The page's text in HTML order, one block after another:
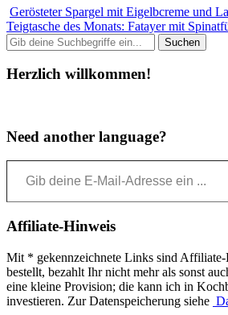
Gerösteter Spargel mit Eigelbcreme und
Teigtasche des Monats: Fatayer mit
Herzlich willkommen!
Need another language?
Gib deine E-Mail-Adresse ein ...
Affiliate-Hinweis
Mit * gekennzeichnete Links sind
bestellt, bezahlt Ihr nicht mehr als sonst
eine kleine Provision; die kann ich in
investieren. Zur Datenspeicherung siehe